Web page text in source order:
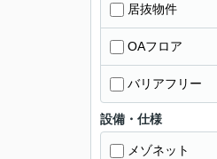
居抜物件
OAフロア
バリアフリー
設備・仕様
メゾネット